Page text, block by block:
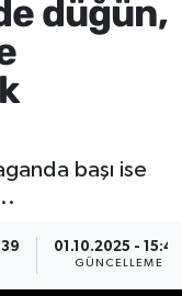
düğün,
başı ise
01.10.2025 -
GÜNCELLEME